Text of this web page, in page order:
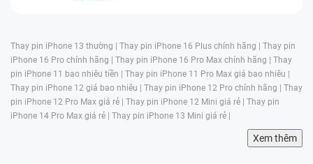
camera để phục hồi chất lượng hình ảnh.
Thay pin iPhone 13 thường | Thay pin iPhone 16 Plus chính hãng | Thay pin
iPhone 16 Pro chính hãng | Thay pin iPhone 16 Pro Max chính hãng | Thay
pin iPhone 11 bao nhiêu tiền | Thay pin iPhone 11 Pro Max giá bao nhiêu |
Thay pin iPhone 12 giá bao nhiêu | Thay pin iPhone 12 Pro chính hãng | Thay
pin iPhone 12 Pro Max giá rẻ | Thay pin iPhone 12 Mini giá rẻ | Thay pin
iPhone 14 Pro Max giá rẻ | Thay pin iPhone 13 Mini giá rẻ |
Xem thêm